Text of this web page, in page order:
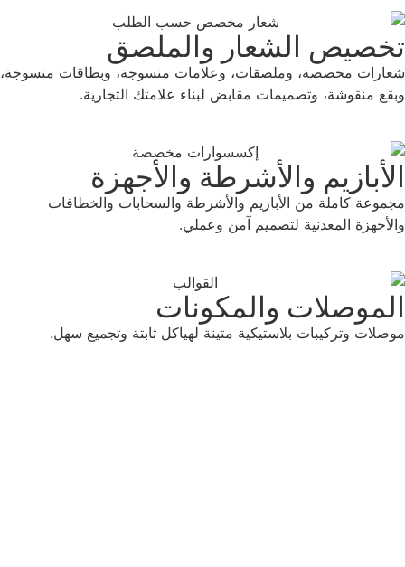
تخصيص الشعار والملصق
شعارات مخصصة، وملصقات، وعلامات منسوجة، وبطاقات منسوجة،
وبقع منقوشة، وتصميمات مقابض لبناء علامتك التجارية.
الأبازيم والأشرطة والأجهزة
مجموعة كاملة من الأبازيم والأشرطة والسحابات والخطافات
والأجهزة المعدنية لتصميم آمن وعملي.
الموصلات والمكونات
موصلات وتركيبات بلاستيكية متينة لهياكل ثابتة وتجميع سهل.